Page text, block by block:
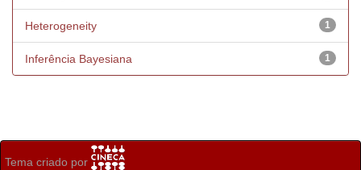
1
Heterogeneity
1
Inferência Bayesiana
Tema criado por